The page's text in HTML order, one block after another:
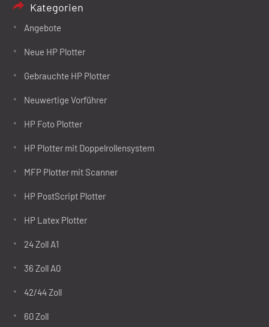
Kategorien
Angebote
Neue HP Plotter
Gebrauchte HP Plotter
Neuwertige Vorführer
HP Foto Plotter
HP Plotter mit Doppelrollensystem
MFP Plotter mit Scanner
HP PostScript Plotter
HP Latex Plotter
24 Zoll A1
36 Zoll A0
42/44 Zoll
60 Zoll